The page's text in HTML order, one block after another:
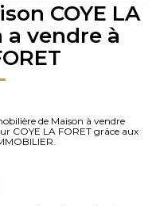
Plus de critères
COYE LA
a vendre à
de Maison à vendre
COYE LA FORET grâce aux